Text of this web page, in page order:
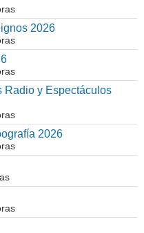
2026
Radio y Espectáculos
2026